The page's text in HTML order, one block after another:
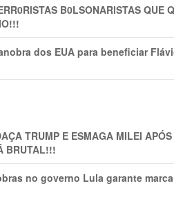
B0LSONARlSTAS QUE
dos EUA para beneficiar
TRUMP E ESMAGA MILEI
BRUTAL!!!
no governo Lula garante